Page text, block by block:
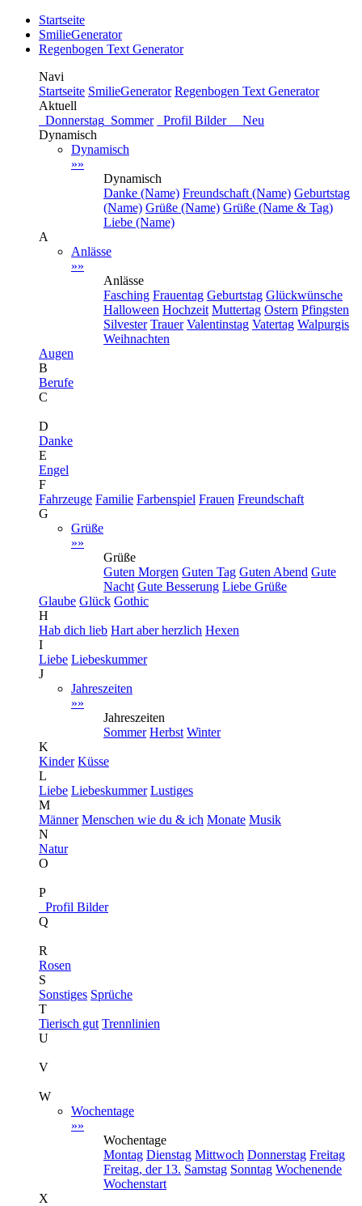
Startseite
SmilieGenerator
Regenbogen Text Generator
Navi
Startseite SmilieGenerator Regenbogen Text Generator
Aktuell
Donnerstag Sommer
Profil Bilder Neu
Dynamisch
Dynamisch
»»
Dynamisch
Danke (Name) Freundschaft (Name) Geburtstag
(Name) Grüße (Name) Grüße (Name & Tag)
Liebe (Name)
A
Anlässe
»»
Anlässe
Fasching Frauentag Geburtstag Glückwünsche
Halloween Hochzeit Muttertag Ostern Pfingsten
Silvester Trauer Valentinstag Vatertag Walpurgis
Weihnachten
Augen
B
Berufe
C
D
Danke
E
Engel
F
Fahrzeuge Familie Farbenspiel Frauen Freundschaft
G
Grüße
»»
Grüße
Guten Morgen Guten Tag Guten Abend Gute
Nacht Gute Besserung Liebe Grüße
Glaube Glück Gothic
H
Hab dich lieb Hart aber herzlich Hexen
I
Liebe Liebeskummer
J
Jahreszeiten
»»
Jahreszeiten
Sommer Herbst Winter
K
Kinder Küsse
L
Liebe Liebeskummer Lustiges
M
Männer Menschen wie du & ich Monate Musik
N
Natur
O
P
Profil Bilder
Q
R
Rosen
S
Sonstiges Sprüche
T
Tierisch gut Trennlinien
U
V
W
Wochentage
»»
Wochentage
Montag Dienstag Mittwoch Donnerstag Freitag
Freitag, der 13. Samstag Sonntag Wochenende
Wochenstart
X